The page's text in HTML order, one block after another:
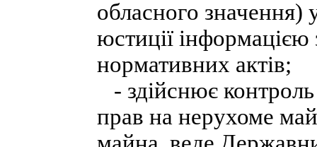
обласного значення)
юстиції
нормативних актів;
- здійснює
прав на нерухоме